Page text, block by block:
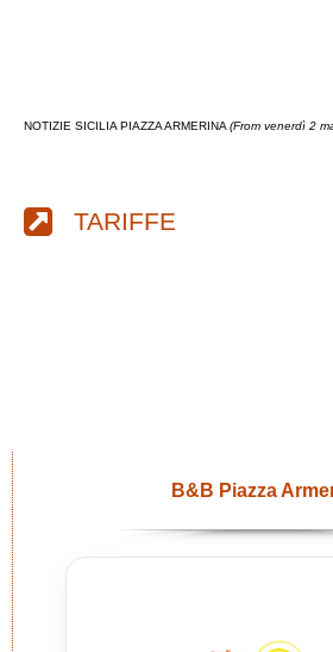
NOTIZIE SICILIA PIAZZA ARMERINA (From venerdì 2
TARIFFE
B&B Piazza